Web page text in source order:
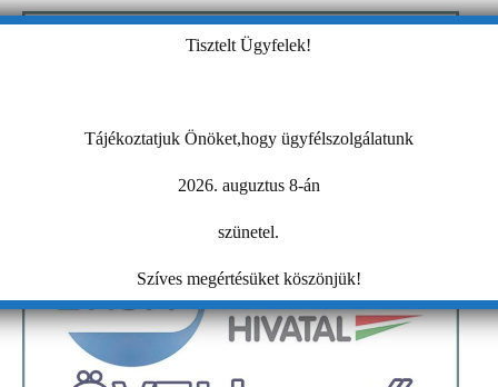
Tisztelt Ügyfelek!
Tájékoztatjuk Önöket,hogy ügyfélszolgálatunk
2026. auguztus 8-án
szünetel.
Szíves megértésüket köszönjük!